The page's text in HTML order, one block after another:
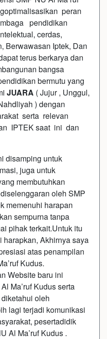
peran
pendidikan
cerdas,
Berwawasan Iptek, Dan
terus berkarya dan
bangsa
bermutu yang
JUARA ( Jujur , Unggul,
) dengan
serta relevan
IPTEK saat ini dan
disamping untuk
juga untuk
membutuhkan
oleh SMP
memenuhi harapan
sempurna tanpa
pihak terkait.Untuk itu
harapkan, Akhirnya saya
atas penampilan
Kudus.
Website baru ini
Ma’ruf Kudus serta
oleh
lagi terjadi komunikasi
pesertadidik
Al Ma’ruf Kudus .